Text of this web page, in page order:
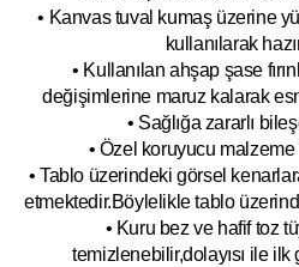
• Kanvas tuval kumaş üzerine
kullanılarak
• Kullanılan ahşap şase
değişimlerine maruz kalarak
• Sağlığa zararlı
• Özel koruyucu
• Tablo üzerindeki görsel
etmektedir.Böylelikle tablo
• Kuru bez ve hafif toz
temizlenebilir,dolayısı ile ilk